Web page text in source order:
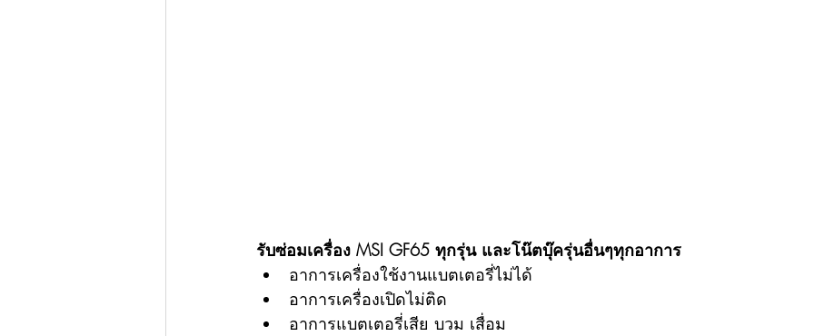
รับซ่อมเครื่อง MSI GF65 ทุกรุ่น และโน๊ตบุ๊ครุ่นอื่นๆทุกอาการ
อาการเครื่องใช้งานแบตเตอรี่ไม่ได้
อาการเครื่องเปิดไม่ติด
อาการแบตเตอรี่เสีย บวม เสื่อม